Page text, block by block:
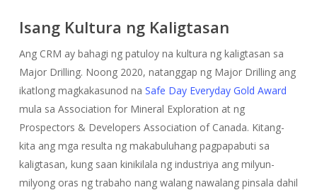
Isang Kultura ng Kaligtasan
Ang CRM ay bahagi ng patuloy na kultura ng kaligtasan sa
Major Drilling. Noong 2020, natanggap ng Major Drilling ang
ikatlong magkakasunod na Safe Day Everyday Gold Award
mula sa Association for Mineral Exploration at ng
Prospectors & Developers Association of Canada. Kitang-
kita ang mga resulta ng makabuluhang pagpapabuti sa
kaligtasan, kung saan kinikilala ng industriya ang milyun-
milyong oras ng trabaho nang walang nawalang pinsala dahil